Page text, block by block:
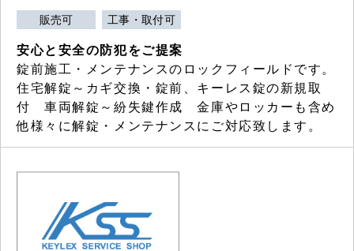
販売可 工事・取付可
安心と安全の防犯をご提案
錠前施工・メンテナンスのロックフィールドです。
住宅解錠～カギ交換・錠前、キーレス錠の新規取
付 車両解錠～紛失鍵作成 金庫やロッカーも含め
他様々に解錠・メンテナンスにご対応致します。